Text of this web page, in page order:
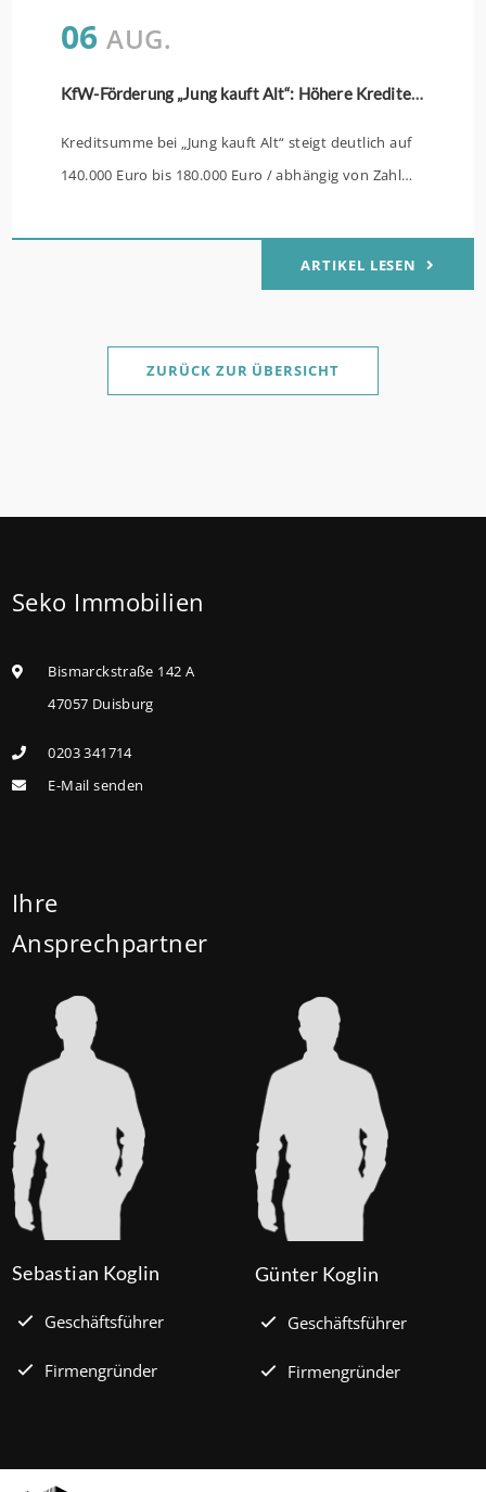
06 AUG.
KfW-Förderung „Jung kauft Alt“: Höhere Kredite ab August 2026
Kreditsumme bei „Jung kauft Alt“ steigt deutlich auf
140.000 Euro bis 180.000 Euro / abhängig von Zahl
verbilligt: Heutiger Zins bei 0,53 Prozent effektiv bei
35 Jahren Laufzeit und 10 Jahren Zinsbindung
Sanierung in Einzelmaßnahmen ab sofort möglich
kaufen, die sie selbst bewohnen und sanieren,
höheren Kreditbetrag bei der KfW beantragen. Für
Familien mit einem Kind steigt der
Euro, für Familien mit zwei Kindern auf 160.000 Euro
(vorher: 125.000 Euro) und für Familien mit drei und
Heute liegt der Zinssatz für ein Darlehen mit 35
Prozent effektiv. (mehr …)
ARTIKEL LESEN
ZURÜCK ZUR ÜBERSICHT
Seko Immobilien
Bismarckstraße 142 A
47057 Duisburg
0203 341714
E-Mail senden
Ihre
Ansprechpartner
Sebastian Koglin
Geschäftsführer
Firmengründer
Günter Koglin
Geschäftsführer
Firmengründer